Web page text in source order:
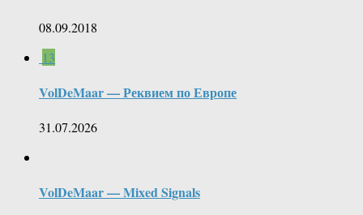
08.09.2018
13
VolDeMaar — Реквием по Европе
31.07.2026
VolDeMaar — Mixed Signals